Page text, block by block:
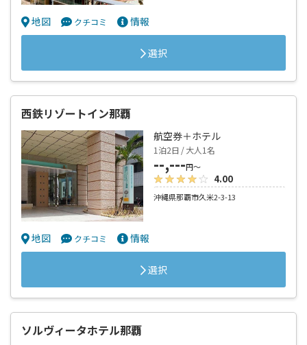
地図 クチコミ 情報
選択
西鉄リゾートイン那覇
航空券＋ホテル
1泊2日 / 大人1名
--,---円～
4.00
沖縄県那覇市久米2-3-13
地図 クチコミ 情報
選択
ソルヴィータホテル那覇